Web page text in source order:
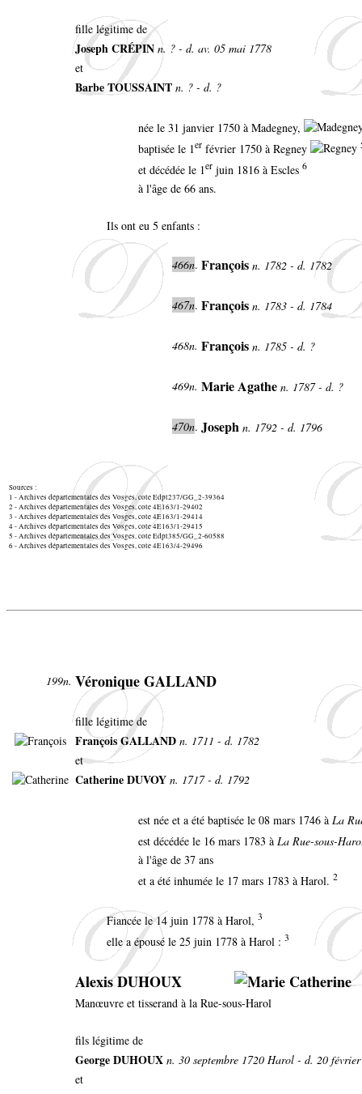
fille légitime de
Joseph CRÉPIN n. ? - d. av. 05 mai 1778
et
Barbe TOUSSAINT n. ? - d. ?
née le 31 janvier 1750 à Madegney,
baptisée le 1er février 1750 à Regney
et décédée le 1er juin 1816 à Escles 6
à l'âge de 66 ans.
Ils ont eu 5 enfants :
466n. François n. 1782 - d. 1782
467n. François n. 1783 - d. 1784
468n. François n. 1785 - d. ?
469n. Marie Agathe n. 1787 - d. ?
470n. Joseph n. 1792 - d. 1796
Sources :
1 - Archives départementales des Vosges, cote Edpt237/GG_2-39364
2 - Archives départementales des Vosges, cote 4E163/1-29402
3 - Archives départementales des Vosges, cote 4E163/1-29414
4 - Archives départementales des Vosges, cote 4E163/1-29415
5 - Archives départementales des Vosges, cote Edpt385/GG_2-60588
6 - Archives départementales des Vosges, cote 4E163/4-29496
199n. Véronique GALLAND
fille légitime de
François GALLAND n. 1711 - d. 1782
et
Catherine DUVOY n. 1717 - d. 1792
est née et a été baptisée le 08 mars 1746 à La
est décédée le 16 mars 1783 à La Rue-sous-
à l'âge de 37 ans
et a été inhumée le 17 mars 1783 à Harol. 2
Fiancée le 14 juin 1778 à Harol, 3
elle a épousé le 25 juin 1778 à Harol : 3
Alexis DUHOUX
Manœuvre et tisserand à la Rue-sous-Harol
fils légitime de
George DUHOUX n. 30 septembre 1720 Harol - d. 20
et